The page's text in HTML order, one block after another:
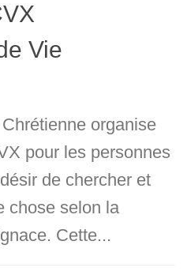
Vie
organise
pour les personnes
de chercher et
chose selon la
Cette...